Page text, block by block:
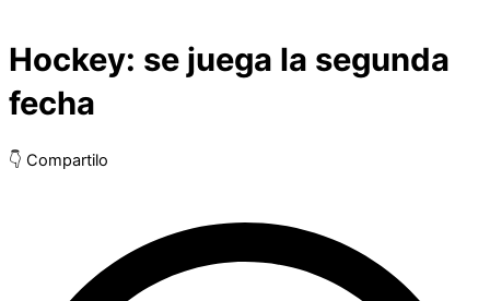
Hockey: se juega la segunda
fecha
👇 Compartilo